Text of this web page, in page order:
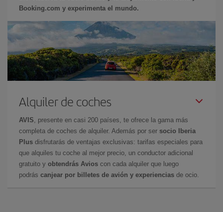
Booking.com y experimenta el mundo.
Alquiler de coches
AVIS , presente en casi 200 países, te ofrece la gama más
completa de coches de alquiler. Además por ser socio Iberia
Plus disfrutarás de ventajas exclusivas: tarifas especiales para
que alquiles tu coche al mejor precio, un conductor adicional
gratuito y obtendrás Avios con cada alquiler que luego
podrás canjear por billetes de avión y experiencias de ocio.